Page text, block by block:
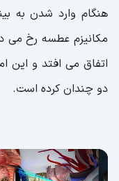
هنگام وارد شدن به
مکانیزم عطسه رخ می
اتفاق می افتد و این
دو چندان کرده است.